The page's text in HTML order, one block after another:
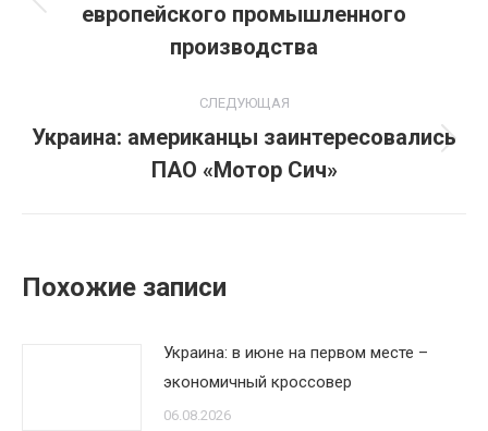
записям
Предыдущая
запись:
европейского промышленного
производства
СЛЕДУЮЩАЯ
Следующая
запись:
Украина: американцы заинтересовались
ПАО «Мотор Сич»
Похожие записи
Украина: в июне на первом месте –
экономичный кроссовер
06.08.2026